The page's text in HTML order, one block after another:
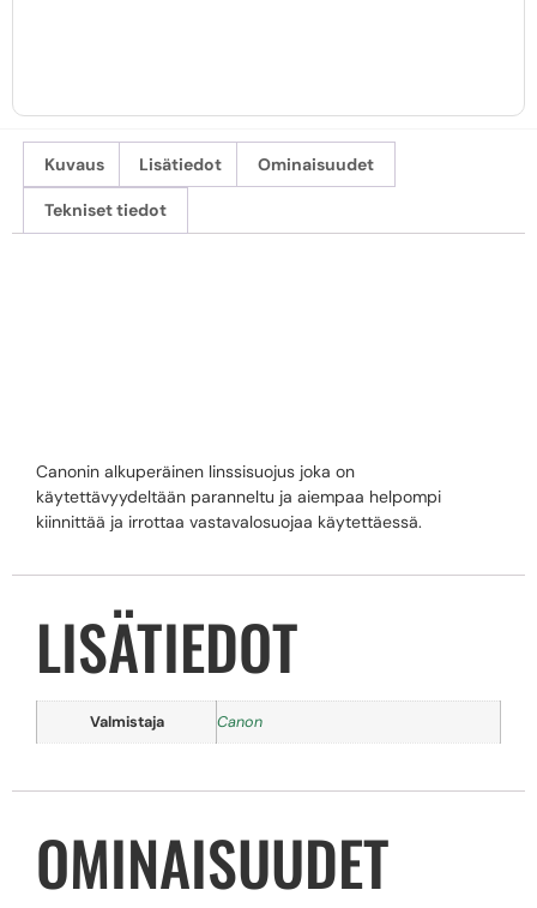
Kuvaus Lisätiedot Ominaisuudet
Tekniset tiedot
Canonin alkuperäinen linssisuojus joka on
käytettävyydeltään paranneltu ja aiempaa helpompi
kiinnittää ja irrottaa vastavalosuojaa käytettäessä.
LISÄTIEDOT
Valmistaja Canon
OMINAISUUDET